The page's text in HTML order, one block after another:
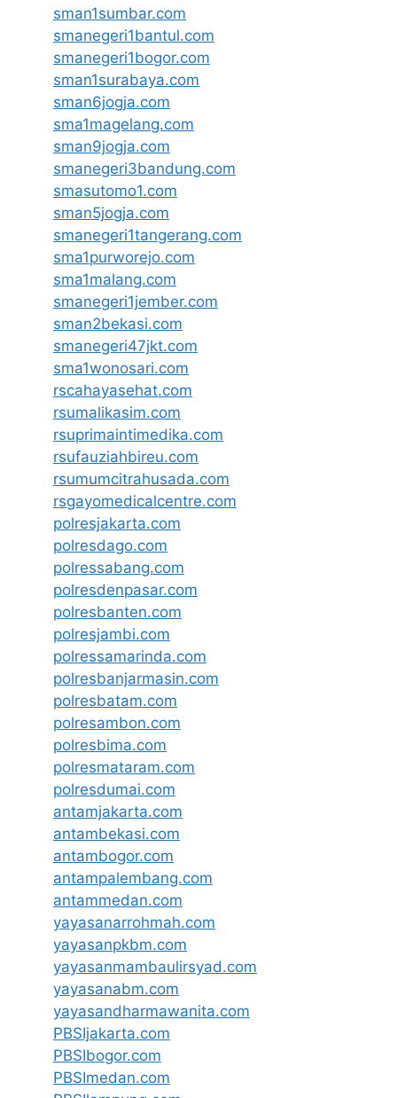
sman1sumbar.com
smanegeri1bantul.com
smanegeri1bogor.com
sman1surabaya.com
sman6jogja.com
sma1magelang.com
sman9jogja.com
smanegeri3bandung.com
smasutomo1.com
sman5jogja.com
smanegeri1tangerang.com
sma1purworejo.com
sma1malang.com
smanegeri1jember.com
sman2bekasi.com
smanegeri47jkt.com
sma1wonosari.com
rscahayasehat.com
rsumalikasim.com
rsuprimaintimedika.com
rsufauziahbireu.com
rsumumcitrahusada.com
rsgayomedicalcentre.com
polresjakarta.com
polresdago.com
polressabang.com
polresdenpasar.com
polresbanten.com
polresjambi.com
polressamarinda.com
polresbanjarmasin.com
polresbatam.com
polresambon.com
polresbima.com
polresmataram.com
polresdumai.com
antamjakarta.com
antambekasi.com
antambogor.com
antampalembang.com
antammedan.com
yayasanarrohmah.com
yayasanpkbm.com
yayasanmambaulirsyad.com
yayasanabm.com
yayasandharmawanita.com
PBSIjakarta.com
PBSIbogor.com
PBSImedan.com